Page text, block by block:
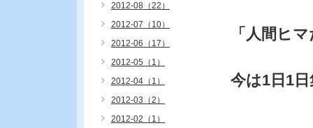
「人間ヒ
今は1日1
2012-08（22）
2012-07（10）
2012-06（17）
2012-05（1）
2012-04（1）
2012-03（2）
2012-02（1）